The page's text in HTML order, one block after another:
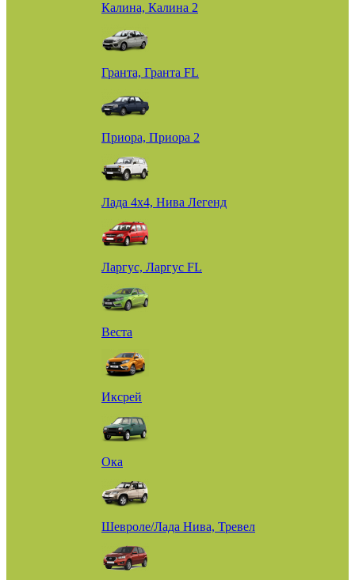
Калина, Калина 2
Гранта, Гранта FL
Приора, Приора 2
Лада 4х4, Нива Легенд
Ларгус, Ларгус FL
Веста
Иксрей
Ока
Шевроле/Лада Нива, Тревел